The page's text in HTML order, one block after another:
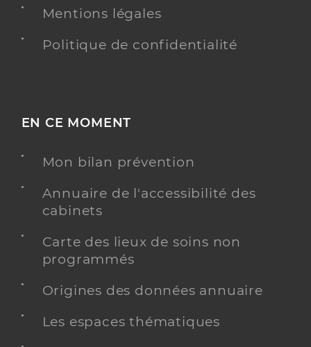
Mentions légales
Politique de confidentialité
EN CE MOMENT
Mon bilan prévention
Annuaire de l'accessibilité des
cabinets
Carte des lieux de soins non
programmés
Origines des données annuaire
Les espaces thématiques